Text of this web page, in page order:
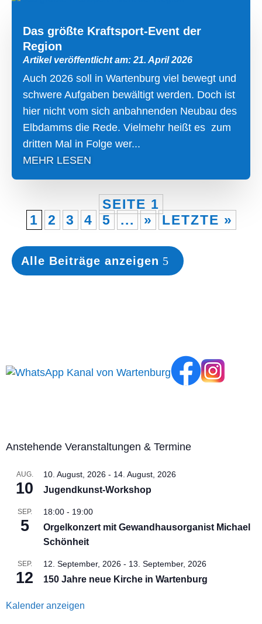
Das größte Kraftsport-Event der
Region
Artikel veröffentlicht am: 21. April 2026
Auch 2026 soll in Wartenburg viel bewegt und
schwere Aufgaben bewältigt werden. Doch ist
hier nicht vom sich anbahnenden Neubau des
Elbdamms die Rede. Vielmehr heißt es zum
dritten Mal in Folge wer...
MEHR LESEN
SEITE 1
1
2 3 4 5 ... » LETZTE »
Alle Beiträge anzeigen
Anstehende Veranstaltungen & Termine
AUG.
10
10. August, 2026 - 14. August, 2026
Jugendkunst-Workshop
SEP.
5
18:00 - 19:00
Orgelkonzert mit Gewandhausorganist Michael
Schönheit
SEP.
12
12. September, 2026 - 13. September, 2026
150 Jahre neue Kirche in Wartenburg
Kalender anzeigen